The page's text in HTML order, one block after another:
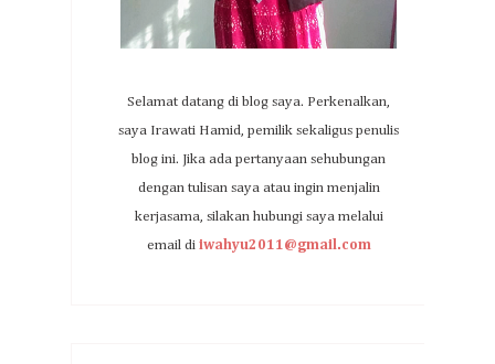
Selamat datang di blog saya. Perkenalkan,
saya Irawati Hamid, pemilik sekaligus penulis
blog ini. Jika ada pertanyaan sehubungan
dengan tulisan saya atau ingin menjalin
kerjasama, silakan hubungi saya melalui
email di iwahyu2011@gmail.com